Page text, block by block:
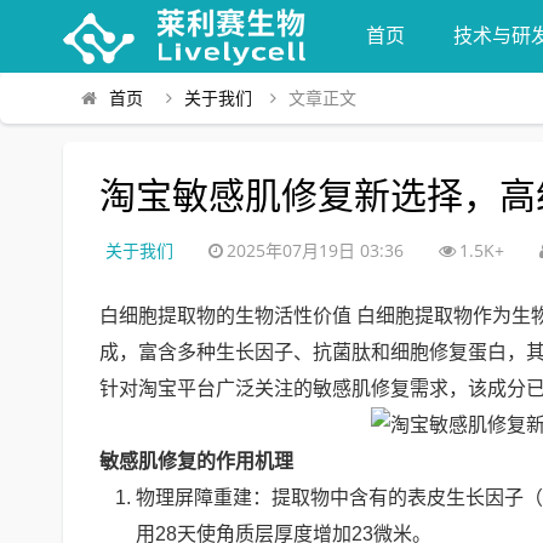
首页 技术与研
首页 关于我们 文章正文
淘宝敏感肌修复新选择，
关于我们 2025年07月19日 03:36 1.5K+
白细胞提取物的生物活性价值 白细胞提取物作为
成，富含多种生长因子、抗菌肽和细胞修复蛋白，
针对淘宝平台广泛关注的敏感肌修复需求，该成分
敏感肌修复的作用机理
物理屏障重建：提取物中含有的表皮生长因子
用28天使角质层厚度增加23微米。